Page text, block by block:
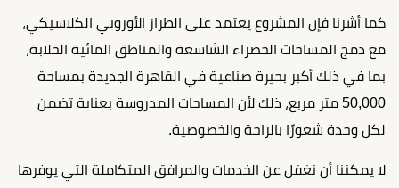
كما أشرنا فإن المشروع يعتمد على الطراز الأوروبي الكلاسيكي،
مع دمج المساحات الخضراء الشاسعة والمناطق المائية الخلابة،
بما في ذلك أكبر بحيرة صناعية في القاهرة الجديدة بمساحة
50,000 متر مربع، ذلك لأن المساحات المدروسة بعناية تضمن
لكل وحدة شعورًا بالراحة والخصوصية.
لا يمكننا أن نغفل عن الخدمات والمرافق المتكاملة التي يوفرها